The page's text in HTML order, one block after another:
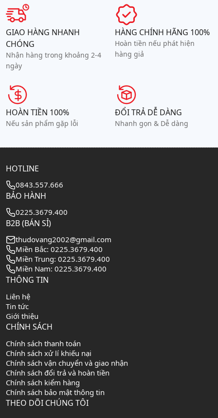
GIAO HÀNG NHANH
CHÓNG
Nhận hàng trong khoảng 2-4
ngày
HÀNG CHÍNH HÃNG 100%
Hoàn tiền nếu phát hiện
hàng giả
HOÀN TIỀN 100%
Nếu sản phẩm gặp lỗi
ĐỔI TRẢ DỄ DÀNG
Nhanh gọn & Dễ dàng
HOTLINE
0843.557.666
BẢO HÀNH
0225.3679.400
B2B (BÁN SỈ)
thudovang2002@gmail.com
Miền Bắc: 0225.3679.400
Miền Trung: 0225.3679.400
Miền Nam: 0225.3679.400
THÔNG TIN
Liên hệ
Tin tức
Giới thiệu
CHÍNH SÁCH
Chính sách thanh toán
Chính sách xử lí khiếu nại
Chính sách vận chuyển và giao nhận
Chính sách đổi trả và hoàn tiền
Chính sách kiểm hàng
Chính sách bảo mật thông tin
THEO DÕI CHÚNG TÔI